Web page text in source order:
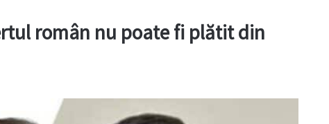
român nu poate fi plătit din